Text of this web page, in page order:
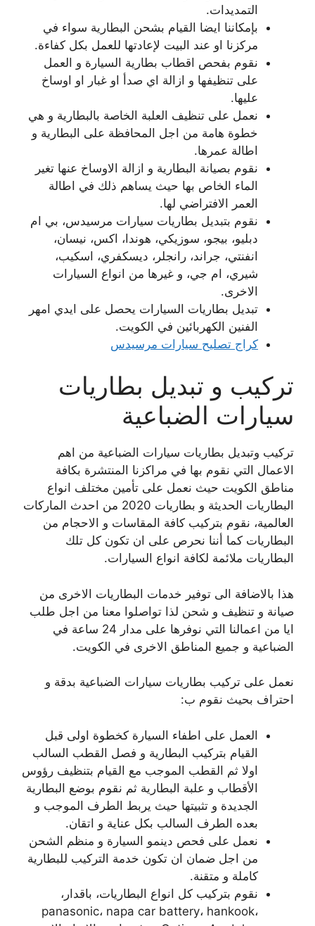
التمديدات.
بإمكاننا ايضا القيام بشحن البطارية سواء في
مركزنا او عند البيت لإعادتها للعمل بكل كفاءة.
نقوم بفحص اقطاب بطارية السيارة و العمل
على تنظيفها و ازالة اي صدأ او غبار او اوساخ
عليها.
نعمل على تنظيف العلبة الخاصة بالبطارية و هي
خطوة هامة من اجل المحافظة على البطارية و
اطالة عمرها.
نقوم بصيانة البطارية و ازالة الاوساخ عنها تغير
الماء الخاص بها حيث يساهم ذلك في اطالة
العمر الافتراضي لها.
نقوم بتبديل بطاريات سيارات مرسيدس، بي ام
دبليو، بيجو، سوزيكي، هوندا، اكس، نيسان،
انفنتي، جراند، رانجلر، ديسكفري، اسكيب،
شيري، ام جي، و غيرها من انواع السيارات
الاخرى.
تبديل بطاريات السيارات يحصل على ايدي امهر
الفنين الكهربائين في الكويت.
كراج تصليح سيارات مرسيدس
تركيب و تبديل بطاريات
سيارات الضباعية
تركيب وتبديل بطاريات سيارات الضباعية من اهم
الاعمال التي نقوم بها في مراكزنا المنتشرة بكافة
مناطق الكويت حيث نعمل على تأمين مختلف انواع
البطاريات الحديثة و بطاريات 2020 من احدث الماركات
العالمية، نقوم بتركيب كافة المقاسات و الاحجام من
البطاريات كما أننا نحرص على ان تكون كل تلك
البطاريات ملائمة لكافة انواع السيارات.
هذا بالاضافة الى توفير خدمات البطاريات الاخرى من
صيانة و تنظيف و شحن لذا تواصلوا معنا من اجل طلب
ايا من اعمالنا التي نوفرها على مدار 24 ساعة في
الضباعية و جميع المناطق الاخرى في الكويت.
نعمل على تركيب بطاريات سيارات الضباعية بدقة و
احتراف بحيث نقوم ب:
العمل على اطفاء السيارة كخطوة اولى قبل
القيام بتركيب البطارية و فصل القطب السالب
اولا ثم القطب الموجب مع القيام بتنظيف رؤوس
الأقطاب و علبة البطارية ثم نقوم بوضع البطارية
الجديدة و تثبيتها حيث يربط الطرف الموجب و
بعده الطرف السالب بكل عناية و اتقان.
نعمل على فحص دينمو السيارة و منظم الشحن
من اجل ضمان ان تكون خدمة التركيب للبطارية
كاملة و متقنة.
نقوم بتركيب كل انواع البطاريات، باقدار،
panasonic، napa car battery، hankook،